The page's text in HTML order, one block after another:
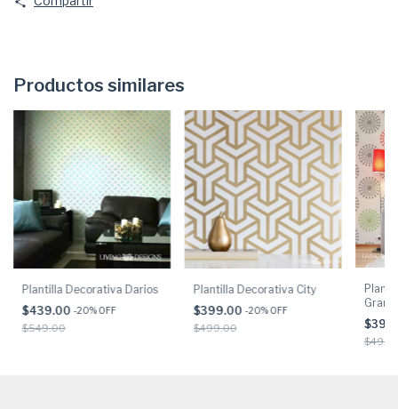
Productos similares
Plantilla Decorativa Darios
$439.00 -20% OFF
$549.00
Plantilla Decorativa City
$399.00 -20% OFF
$499.00